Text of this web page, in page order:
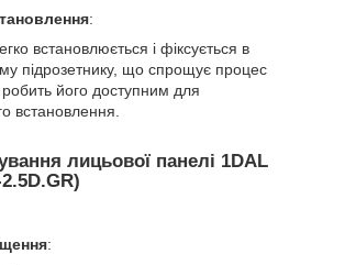
:
встановлюється і фіксується в
підрозетнику, що спрощує процес
його доступним для
встановлення.
лицьової панелі 1DAL
: